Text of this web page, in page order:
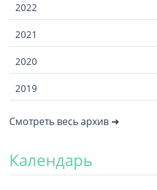
2022
2021
2020
2019
Смотреть весь архив ➜
Календарь